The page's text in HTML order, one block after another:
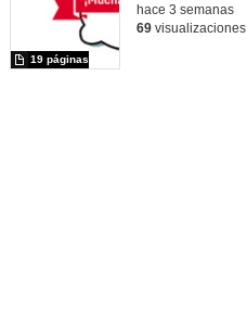
19 páginas
hace 3 semanas
69visualizaciones